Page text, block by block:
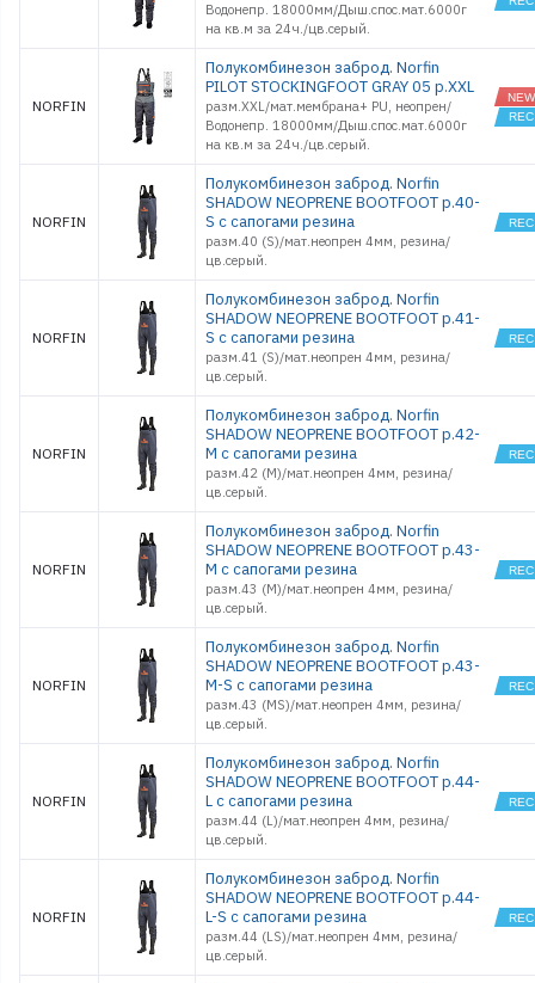
Водонепр. 18000мм/Дыш.спос.мат.6000г
на кв.м за 24ч./цв.серый.
NORFIN
Полукомбинезон заброд. Norfin
PILOT STOCKINGFOOT GRAY 05 р.XXL
разм.XXL/мат.мембрана+ PU, неопрен/
Водонепр. 18000мм/Дыш.спос.мат.6000г
на кв.м за 24ч./цв.серый.
NORFIN
Полукомбинезон заброд. Norfin
SHADOW NEOPRENE BOOTFOOT р.40-
S с сапогами резина
разм.40 (S)/мат.неопрен 4мм, резина/
цв.серый.
NORFIN
Полукомбинезон заброд. Norfin
SHADOW NEOPRENE BOOTFOOT р.41-
S с сапогами резина
разм.41 (S)/мат.неопрен 4мм, резина/
цв.серый.
NORFIN
Полукомбинезон заброд. Norfin
SHADOW NEOPRENE BOOTFOOT р.42-
M с сапогами резина
разм.42 (M)/мат.неопрен 4мм, резина/
цв.серый.
NORFIN
Полукомбинезон заброд. Norfin
SHADOW NEOPRENE BOOTFOOT р.43-
M с сапогами резина
разм.43 (M)/мат.неопрен 4мм, резина/
цв.серый.
NORFIN
Полукомбинезон заброд. Norfin
SHADOW NEOPRENE BOOTFOOT р.43-
M-S с сапогами резина
разм.43 (MS)/мат.неопрен 4мм, резина/
цв.серый.
NORFIN
Полукомбинезон заброд. Norfin
SHADOW NEOPRENE BOOTFOOT р.44-
L с сапогами резина
разм.44 (L)/мат.неопрен 4мм, резина/
цв.серый.
NORFIN
Полукомбинезон заброд. Norfin
SHADOW NEOPRENE BOOTFOOT р.44-
L-S с сапогами резина
разм.44 (LS)/мат.неопрен 4мм, резина/
цв.серый.